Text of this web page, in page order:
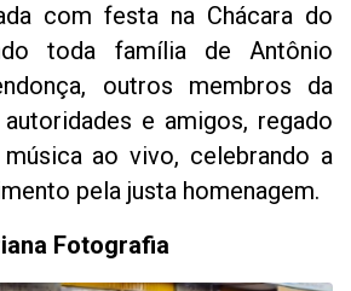
com festa na Chácara do
toda família de Antônio
outros membros da
e amigos, regado
ao vivo, celebrando a
pela justa homenagem.
Fotografia